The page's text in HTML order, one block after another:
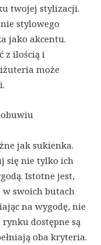
twojej stylizacji.
stylowego
jako akcentu.
z ilością i
może
jak sukienka.
się nie tylko ich
Istotne jest,
w swoich butach
na wygodę, nie
dostępne są
oba kryteria.